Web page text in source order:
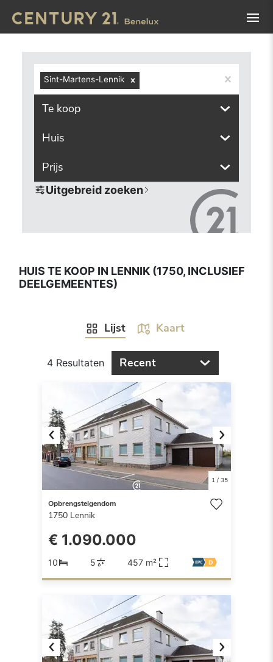
Sint-Martens-Lennik
Te koop
Huis
Prijs
Uitgebreid zoeken
HUIS TE KOOP IN LENNIK (1750, INCLUSIEF
DEELGEMEENTES)
Lijst Kaart
4 Resultaten Recent
Previous Next
1/ 35
Opbrengsteigendom
1750 Lennik
€ 1.090.000
10 5 457 m²
Previous Next